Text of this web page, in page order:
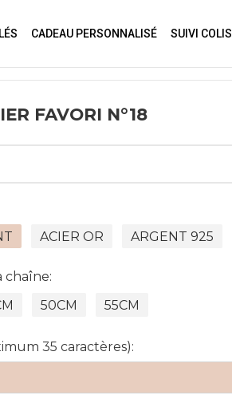
CADEAU PERSONNALISÉ SUIVI COLIS
FAVORI N°18
ACIER OR ARGENT 925
chaîne:
50CM 55CM
35 caractères):